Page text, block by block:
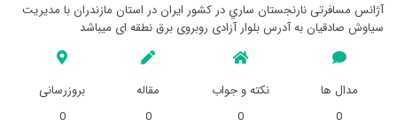
آژانس مسافرتی نارنجستان ساري در کشور ایران در استان مازندران با مدیریت
سیاوش صادقیان به آدرس بلوار آزادی روبروی برق نطقه ای میباشد
مدال ها
0
نکته و جواب
0
مقاله
0
بروزرسانی
0